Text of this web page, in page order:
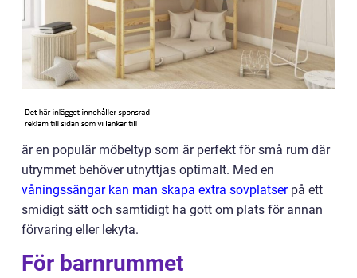
är en populär möbeltyp som är perfekt för små rum där
utrymmet behöver utnyttjas optimalt. Med en
våningssängar kan man skapa extra sovplatserpå ett
smidigt sätt och samtidigt ha gott om plats för annan
förvaring eller lekyta.
För barnrummet